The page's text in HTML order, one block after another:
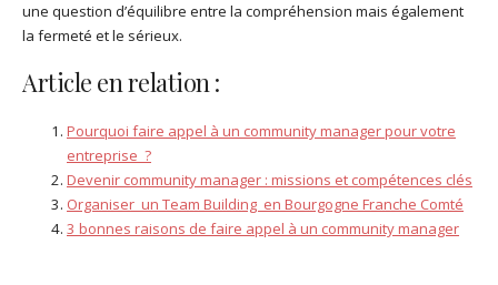
une question d’équilibre entre la compréhension mais également
la fermeté et le sérieux.
Article en relation :
Pourquoi faire appel à un community manager pour votre
entreprise ?
Devenir community manager : missions et compétences clés
Organiser un Team Building en Bourgogne Franche Comté
3 bonnes raisons de faire appel à un community manager